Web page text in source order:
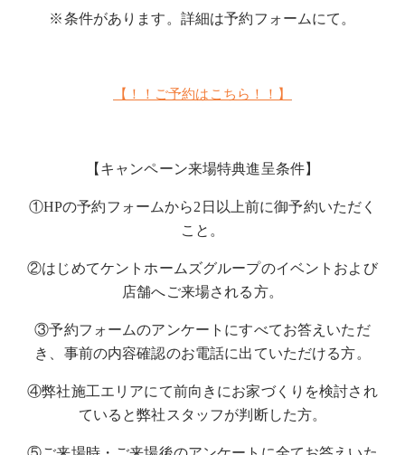
※条件があります。詳細は予約フォームにて。
【！！ご予約はこちら！！】
【キャンペーン来場特典進呈条件】
①HPの予約フォームから2日以上前に御予約いただく
こと。
②はじめてケントホームズグループのイベントおよび
店舗へご来場される方。
③予約フォームのアンケートにすべてお答えいただ
き、事前の内容確認のお電話に出ていただける方。
④弊社施工エリアにて前向きにお家づくりを検討され
ていると弊社スタッフが判断した方。